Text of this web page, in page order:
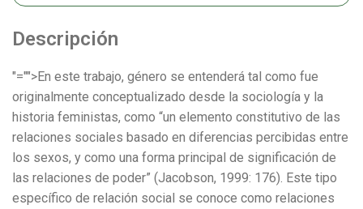
Descripción
"="">En este trabajo, género se entenderá tal como fue
originalmente conceptualizado desde la sociología y la
historia feministas, como “un elemento constitutivo de las
relaciones sociales basado en diferencias percibidas entre
los sexos, y como una forma principal de significación de
las relaciones de poder” (Jacobson, 1999: 176). Este tipo
específico de relación social se conoce como relaciones